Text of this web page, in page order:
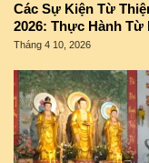
Các Sự Kiện Từ
2026: Thực Hành
Tháng 4 10, 2026